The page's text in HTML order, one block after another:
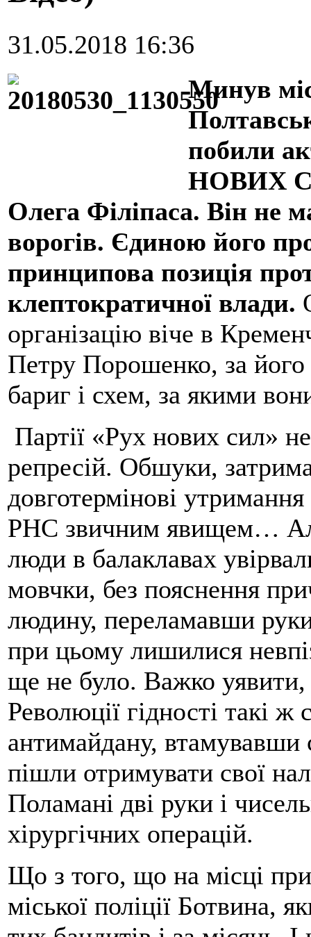
31.05.2018 16:36
Минув
побили
НОВИХ
Олега Філіпаса. Він не
ворогів. Єдиною його
принципова позиція
клептократичної влади.
організацію віче в
Петру Порошенко, за його
бариг і схем, за якими
Партії «Рух нових сил»
репресій. Обшуки,
довготермінові
РНС звичним явищем…
люди в балаклавах
мовчки, без пояснення
людину, переламавши
при цьому лишилися
ще не було. Важко
Революції гідності такі ж
антимайдану, втамувавши
пішли отримувати свої
Поламані дві руки і
хірургічних операцій.
Що з того, що на місці
міської поліції Ботвина,